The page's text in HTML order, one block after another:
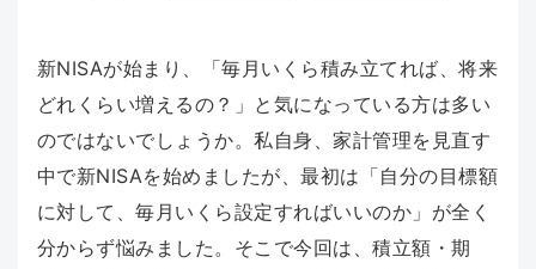
新NISAが始まり、「毎月いくら積み立てれば、将来
どれくらい増えるの？」と気になっている方は多い
のではないでしょうか。私自身、家計管理を見直す
中で新NISAを始めましたが、最初は「自分の目標額
に対して、毎月いくら設定すればいいのか」が全く
分からず悩みました。そこで今回は、積立額・期